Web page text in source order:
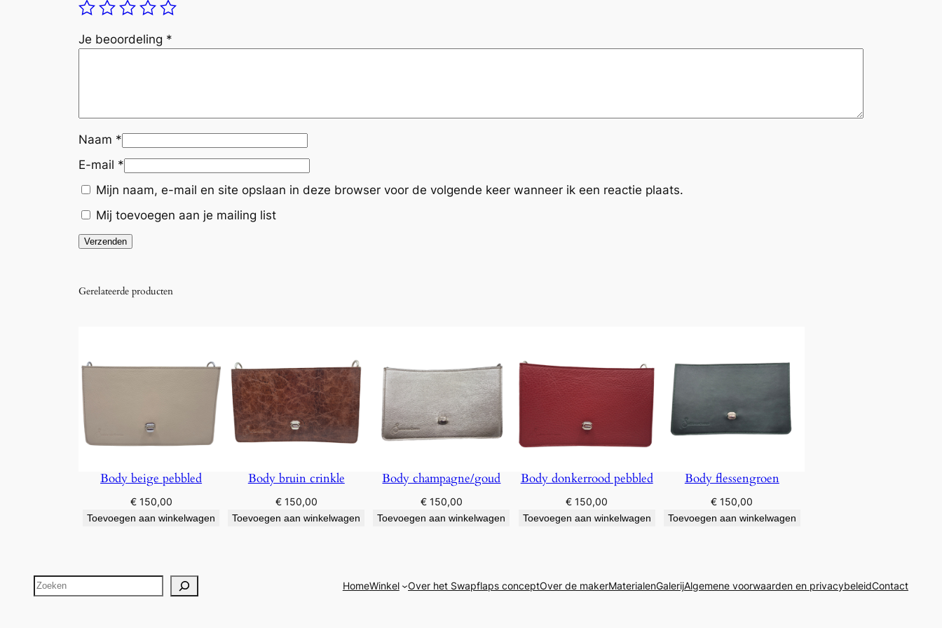
Je beoordeling *
Naam *
E-mail *
Mijn naam, e-mail en site opslaan in deze browser voor de volgende keer wanneer ik een reactie plaats.
Mij toevoegen aan je mailing list
Gerelateerde producten
Body beige pebbled
€150,00
Toevoegen aan winkelwagen
Body bruin crinkle
€150,00
Toevoegen aan winkelwagen
Body champagne/goud
€150,00
Toevoegen aan winkelwagen
Body donkerrood pebbled
€ 150,00
Toevoegen aan winkelwagen
Body flessengroen
€ 150,00
Toevoegen aan winkelwagen
Zoeken HomeWinkel Over het Swapflaps conceptOver de makerMaterialenGalerijAlgemene voorwaarden en privacybeleidContact